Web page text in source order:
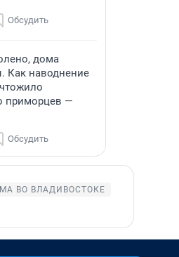
Обсудить
дома
Как наводнение
приморцев —
Обсудить
ВО ВЛАДИВОСТОКЕ